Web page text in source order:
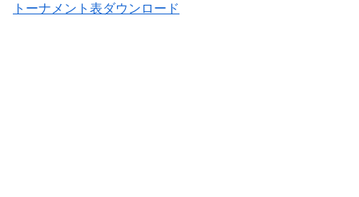
トーナメント表ダウンロード